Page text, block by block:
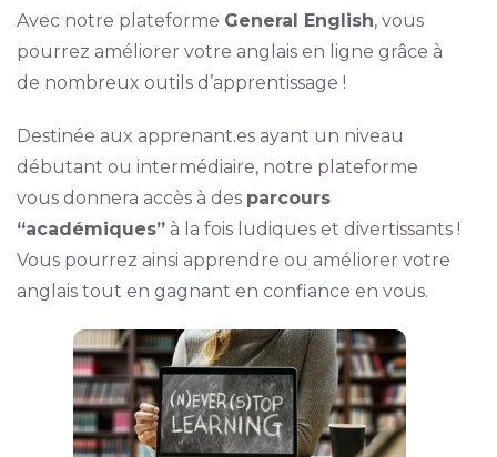
Avec notre plateforme General English, vous
pourrez améliorer votre anglais en ligne grâce à
de nombreux outils d’apprentissage !
Destinée aux apprenant.es ayant un niveau
débutant ou intermédiaire, notre plateforme
vous donnera accès à des parcours
“académiques”à la fois ludiques et divertissants !
Vous pourrez ainsi apprendre ou améliorer votre
anglais tout en gagnant en confiance en vous.